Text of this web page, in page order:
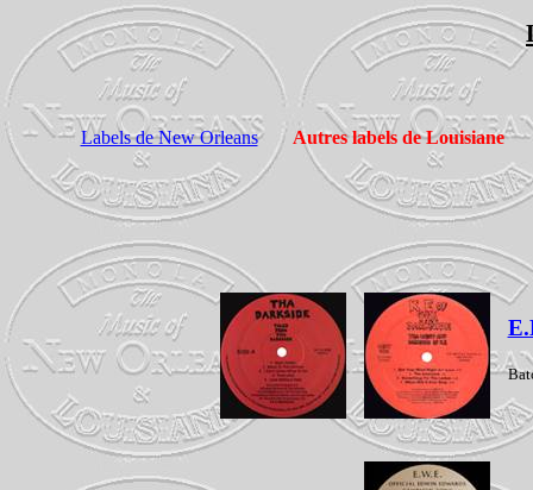
Labels de New Orleans Autres labels de Louisiane